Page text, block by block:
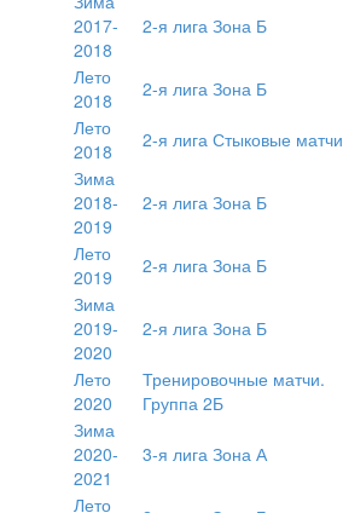
2017-
2018
2-я лига Зона Б
Лето
2018
2-я лига Зона Б
Лето
2018
2-я лига Стыковые матчи
Зима
2018-
2019
2-я лига Зона Б
Лето
2019
2-я лига Зона Б
Зима
2019-
2020
2-я лига Зона Б
Лето
2020
Тренировочные матчи.
Группа 2Б
Зима
2020-
2021
3-я лига Зона А
Лето